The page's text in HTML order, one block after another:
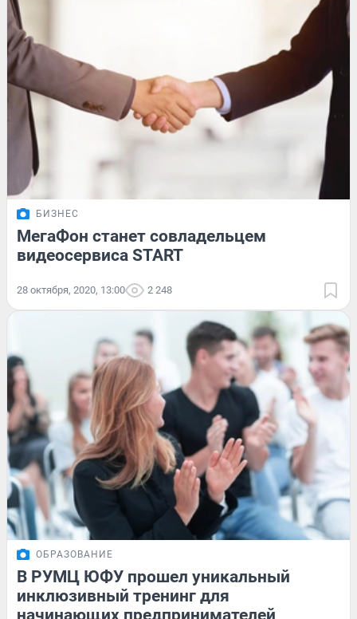
БИЗНЕС
МегаФон станет совладельцем
видеосервиса START
28 октября, 2020, 13:00 2 248
ОБРАЗОВАНИЕ
В РУМЦ ЮФУ прошел уникальный
инклюзивный тренинг для
начинающих предпринимателей